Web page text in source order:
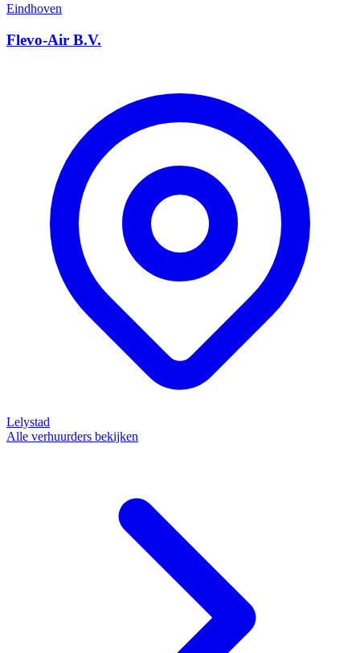
Eindhoven
Flevo-Air B.V.
Lelystad
Alle verhuurders bekijken